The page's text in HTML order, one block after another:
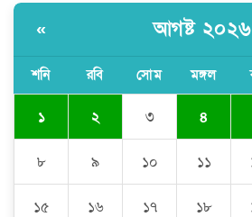
মুন্সীগঞ্জের
ঘণ্টার পর ঘণ্টা
অতিরিক্ত বিলে
« আগষ্ট ২০২৬
শনি রবি সোম মঙ্গল
১ ২ ৩ ৪
৮ ৯ ১০ ১১
১৫ ১৬ ১৭ ১৮